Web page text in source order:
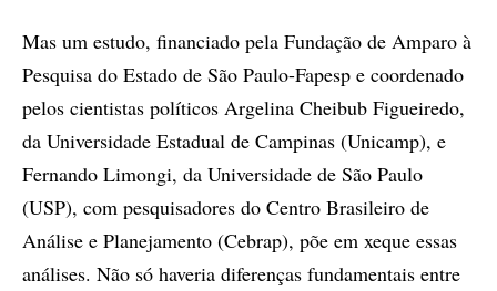
Mas um estudo, financiado pela Fundação de Amparo à
Pesquisa do Estado de São Paulo-Fapesp e coordenado
pelos cientistas políticos Argelina Cheibub Figueiredo,
da Universidade Estadual de Campinas (Unicamp), e
Fernando Limongi, da Universidade de São Paulo
(USP), com pesquisadores do Centro Brasileiro de
Análise e Planejamento (Cebrap), põe em xeque essas
análises. Não só haveria diferenças fundamentais entre